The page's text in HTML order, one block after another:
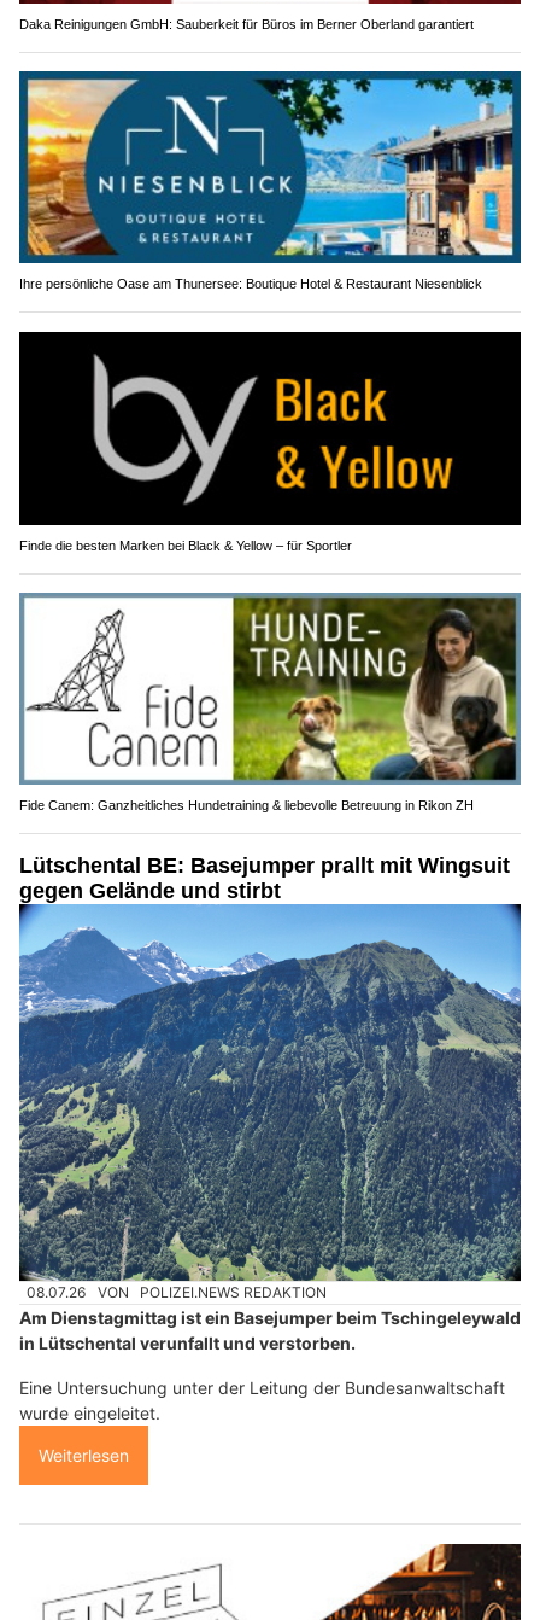
Daka Reinigungen GmbH: Sauberkeit für Büros im Berner Oberland garantiert
Ihre persönliche Oase am Thunersee: Boutique Hotel & Restaurant Niesenblick
Finde die besten Marken bei Black & Yellow – für Sportler
Fide Canem: Ganzheitliches Hundetraining & liebevolle Betreuung in Rikon ZH
Lütschental BE: Basejumper prallt mit Wingsuit
gegen Gelände und stirbt
08.07.26 VON POLIZEI.NEWS REDAKTION
Am Dienstagmittag ist ein Basejumper beim Tschingeleywald
in Lütschental verunfallt und verstorben.
Eine Untersuchung unter der Leitung der Bundesanwaltschaft
wurde eingeleitet.
Weiterlesen